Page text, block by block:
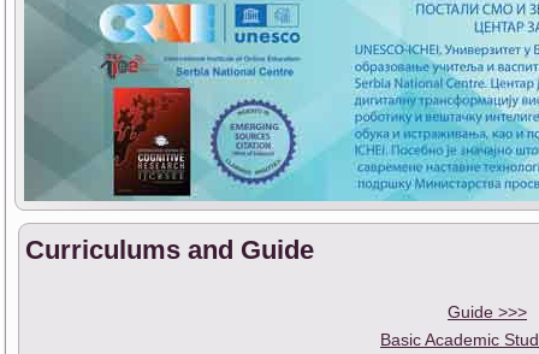
Curriculums and Guide
Guide >>>
Basic Academic